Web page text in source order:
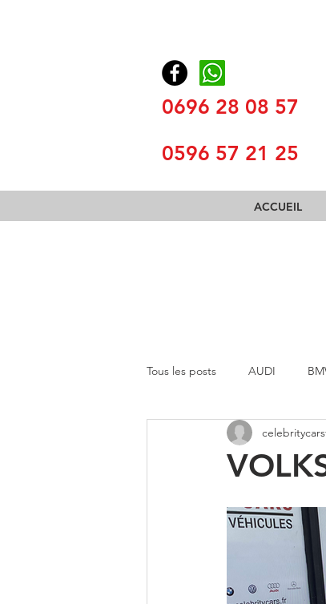
0696 28 08 57
0596 57 21 25
ACCUEIL
Tous les posts AUDI
MERCEDES BENZ MINI